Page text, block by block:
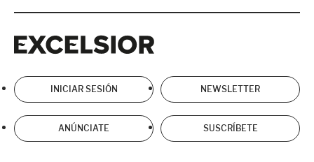
INICIAR SESIÓN NEWSLETTER
ANÚNCIATE SUSCRÍBETE